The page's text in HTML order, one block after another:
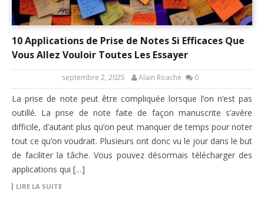
10 Applications de Prise de Notes Si Efficaces Que
Vous Allez Vouloir Toutes Les Essayer
septembre 2, 2025 Alain Roache 0
La prise de note peut être compliquée lorsque l’on n’est pas
outillé. La prise de note faite de façon manuscrite s’avère
difficile, d’autant plus qu’on peut manquer de temps pour noter
tout ce qu’on voudrait. Plusieurs ont donc vu le jour dans le but
de faciliter la tâche. Vous pouvez désormais télécharger des
applications qui […]
LIRE LA SUITE